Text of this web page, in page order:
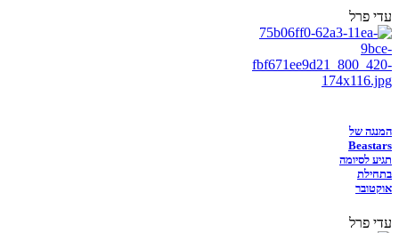
עדי פרל
המנגה של
Beastars
תגיע לסיומה
בתחילת
אוקטובר
עדי פרל